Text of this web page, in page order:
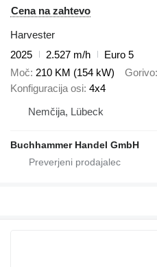
Cena na zahtevo
Harvester
2025
2.527 m/h
Euro 5
Moč 210 KM (154 kW) Gorivo
Konfiguracija osi 4x4
Nemčija, Lübeck
Buchhammer Handel GmbH